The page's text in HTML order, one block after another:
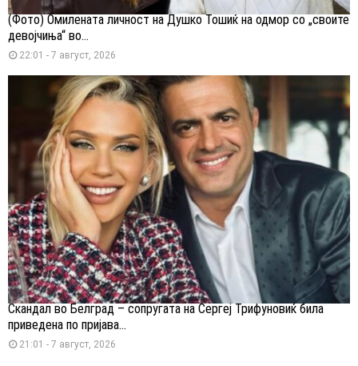
(Фото) Омилената личност на Душко Тошиќ на одмор со „своите
девојчиња“ во...
22:01 - 7 август, 2026
Скандал во Белград – сопругата на Сергеј Трифуновиќ била
приведена по пријава...
21:01 - 7 август, 2026